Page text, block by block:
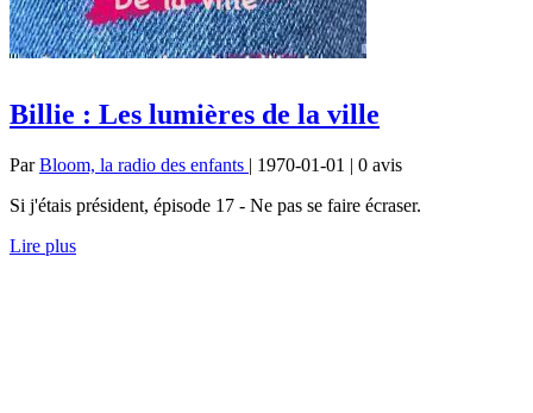
Billie : Les lumières de la ville
ParBloom, la radio des enfants | 1970-01-01 | 0 avis
Si j'étais président, épisode 17 - Ne pas se faire écraser.
Lire plus